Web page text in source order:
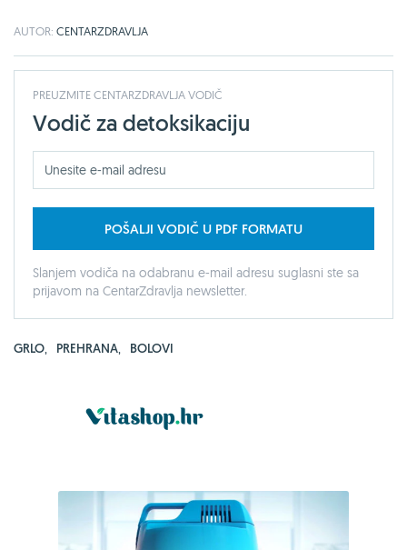
AUTOR: CENTARZDRAVLJA
PREUZMITE CENTARZDRAVLJA VODIČ
Vodič za detoksikaciju
POŠALJI VODIČ U PDF FORMATU
Slanjem vodiča na odabranu e-mail adresu suglasni ste sa
prijavom na CentarZdravlja newsletter.
GRLO, PREHRANA, BOLOVI